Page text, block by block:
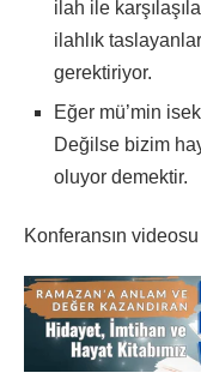
ilah ile
ilahlık
gerektiriyor.
Eğer mü’min
Değilse bizim
oluyor demektir.
Konferansın